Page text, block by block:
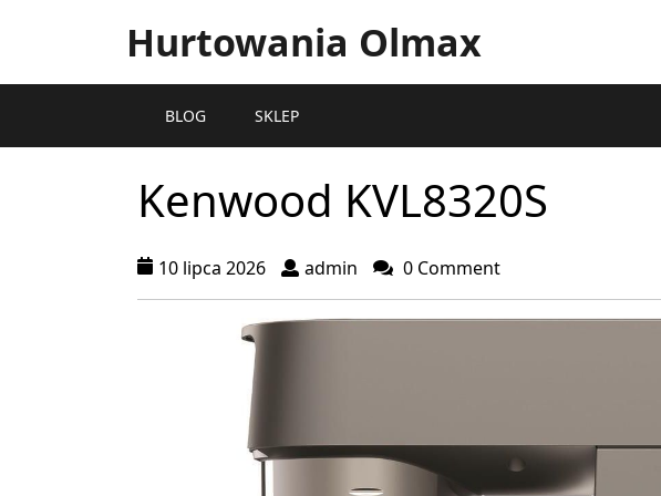
Hurtowania Olmax
BLOG SKLEP
Kenwood KVL8320S
10 lipca 2026 admin 0 Comment